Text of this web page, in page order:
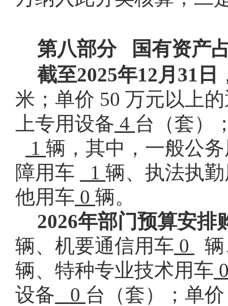
第八部分
国有资产
截至2025年12月 31 日
米；单价 50 万元以上
上专用设备 4 台（套）
1 辆，其中，一般公
障用车
1 辆、执法执
他用车 0 辆。
2026年部门预算安排
辆、机要通信用车 0
辆、特种专业技术用车
设备
0 台（套）；单